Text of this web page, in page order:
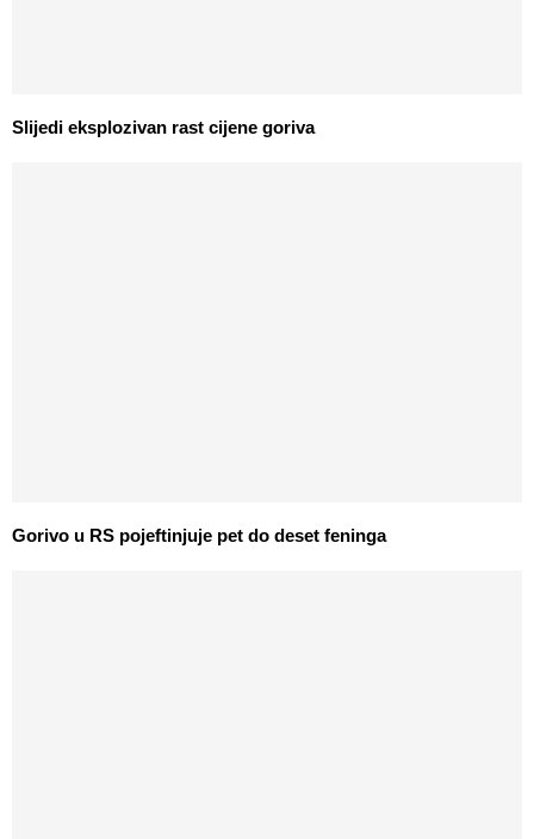
Slijedi eksplozivan rast cijene goriva
Gorivo u RS pojeftinjuje pet do deset feninga